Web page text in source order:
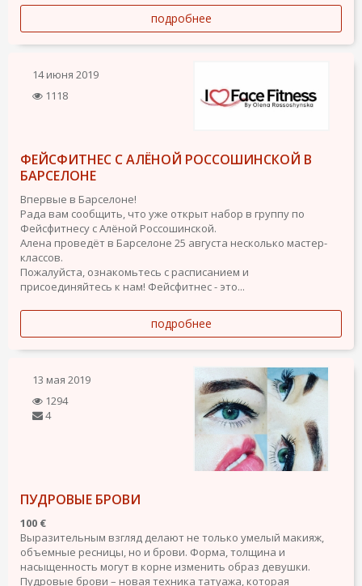
подробнее
14 июня 2019
1118
ФЕЙСФИТНЕС С АЛЁНОЙ РОССОШИНСКОЙ В
БАРСЕЛОНЕ
Впервые в Барселоне!
Рада вам сообщить, что уже открыт набор в группу по
Фейсфитнесу с Алёной Россошинской.
Алена проведёт в Барселоне 25 августа несколько мастер-
классов.
Пожалуйста, ознакомьтесь с расписанием и
присоединяйтесь к нам! Фейсфитнес - это...
подробнее
13 мая 2019
1294
4
ПУДРОВЫЕ БРОВИ
100 €
Выразительным взгляд делают не только умелый макияж,
объемные ресницы, но и брови. Форма, толщина и
насыщенность могут в корне изменить образ девушки.
Пудровые брови – новая техника татуажа, которая